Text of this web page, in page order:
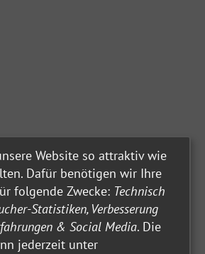
Website so attraktiv wie
Dafür benötigen wir Ihre
folgende Zwecke: Technisch
Statistiken, Verbesserung
& Social Media. Die
jederzeit unter